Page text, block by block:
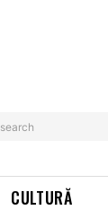
search
CULTURĂ